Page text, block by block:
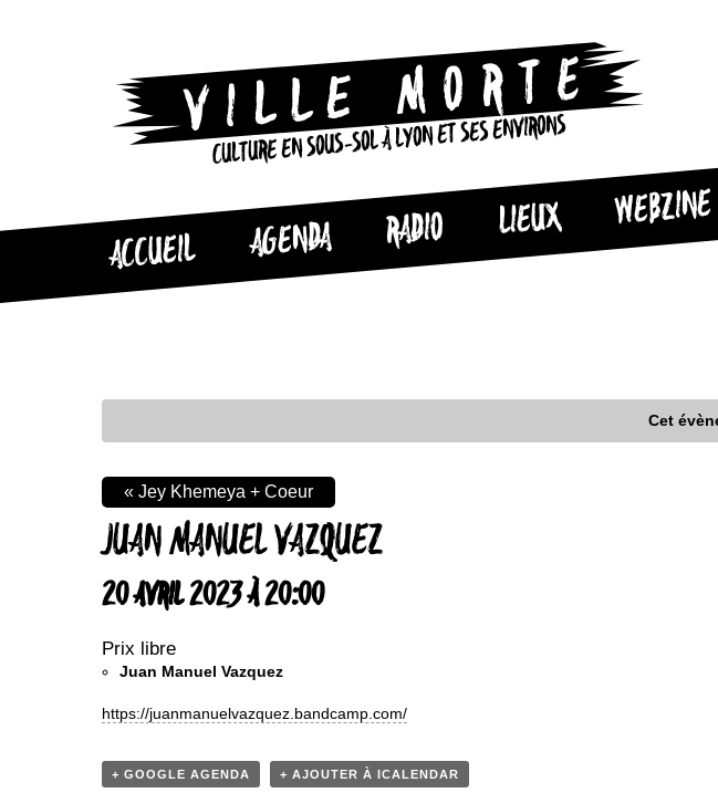
CULTURE EN SOUS-SOL À LYON ET SES ENVIRONS
ACCUEIL AGENDA RADIO LIEUX WEBZINE
Cet
JUAN MANUEL VAZQUEZ
20 AVRIL 2023 À 20:00
Prix libre
« Jey Khemeya + Coeur
Juan Manuel Vazquez
https://juanmanuelvazquez.bandcamp.com/
+ GOOGLE AGENDA + AJOUTER À ICALENDAR